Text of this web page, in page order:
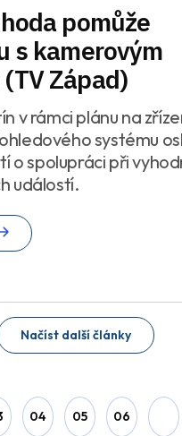
pomůže
s kamerovým
Západ)
v rámci plánu na
systému
o spolupráci při
událostí.
Načíst další články
04 05 06